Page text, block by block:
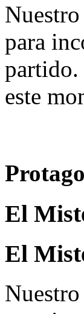
para
partido.
este
El
El